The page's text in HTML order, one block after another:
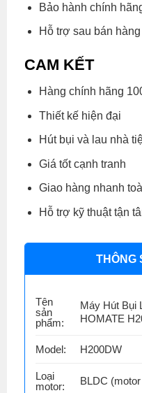
Bảo hành chính
Hỗ trợ sau bán
CAM KẾT
Hàng chính hãng
Thiết kế hiện đại
Hút bụi và lau nhà
Giá tốt cạnh tranh
Giao hàng nhanh
Hỗ trợ kỹ thuật tận
THÔNG
Tên
sản
phẩm:
Máy Hút Bụi
HOMATE
Model: H200DW
Loại
motor:
BLDC